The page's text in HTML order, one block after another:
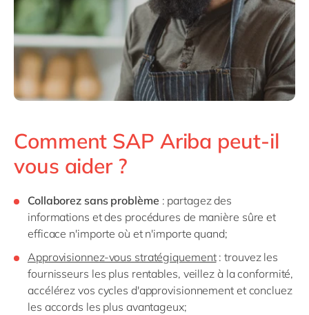
Comment SAP Ariba peut-il
vous aider ?
Collaborez sans problème : partagez des
informations et des procédures de manière sûre et
efficace n'importe où et n'importe quand;
Approvisionnez-vous stratégiquement : trouvez les
fournisseurs les plus rentables, veillez à la conformité,
accélérez vos cycles d'approvisionnement et concluez
les accords les plus avantageux;